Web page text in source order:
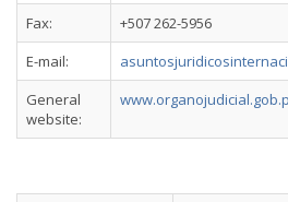
Fax:
+507 262-5956
E-mail:
General
website: